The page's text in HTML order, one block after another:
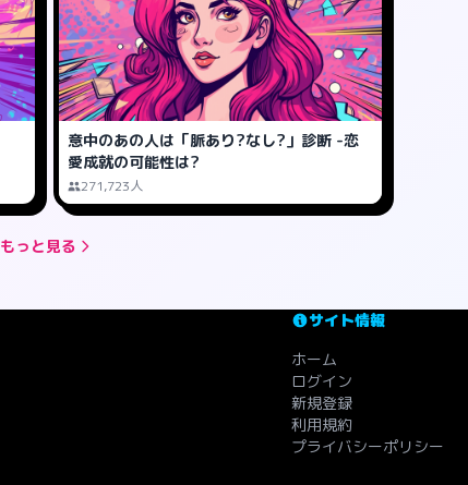
意中のあの人は「脈あり?なし?」診断 -恋
愛成就の可能性は?
271,723人
もっと見る
サイト情報
ホーム
ログイン
新規登録
利用規約
プライバシーポリシー